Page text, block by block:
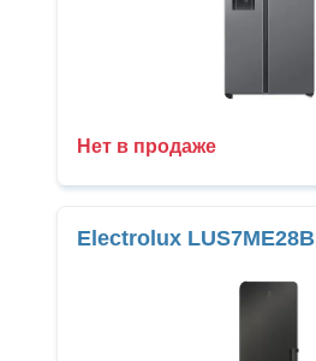
Нет в продаже
Electrolux LUS7ME28B